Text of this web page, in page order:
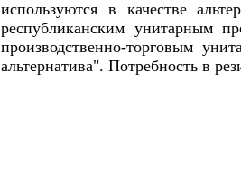
используются в качестве
республиканским унитарным
производственно-торговым
альтернатива". Потребность в